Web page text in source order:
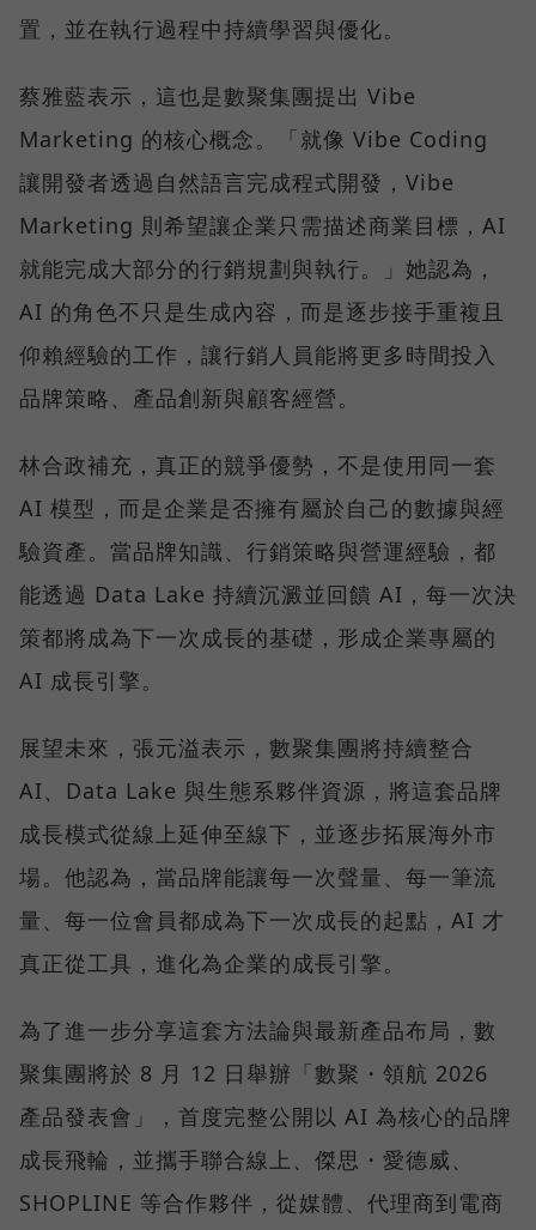
置，並在執行過程中持續學習與優化。
蔡雅藍表示，這也是數聚集團提出 Vibe
Marketing 的核心概念。「就像 Vibe Coding
讓開發者透過自然語言完成程式開發，Vibe
Marketing 則希望讓企業只需描述商業目標，AI
就能完成大部分的行銷規劃與執行。」她認為，
AI 的角色不只是生成內容，而是逐步接手重複且
仰賴經驗的工作，讓行銷人員能將更多時間投入
品牌策略、產品創新與顧客經營。
林合政補充，真正的競爭優勢，不是使用同一套
AI 模型，而是企業是否擁有屬於自己的數據與經
驗資產。當品牌知識、行銷策略與營運經驗，都
能透過 Data Lake 持續沉澱並回饋 AI，每一次決
策都將成為下一次成長的基礎，形成企業專屬的
AI 成長引擎。
展望未來，張元溢表示，數聚集團將持續整合
AI、Data Lake 與生態系夥伴資源，將這套品牌
成長模式從線上延伸至線下，並逐步拓展海外市
場。他認為，當品牌能讓每一次聲量、每一筆流
量、每一位會員都成為下一次成長的起點，AI 才
真正從工具，進化為企業的成長引擎。
為了進一步分享這套方法論與最新產品布局，數
聚集團將於 8 月 12 日舉辦「數聚・領航 2026
產品發表會」，首度完整公開以 AI 為核心的品牌
成長飛輪，並攜手聯合線上、傑思・愛德威、
SHOPLINE 等合作夥伴，從媒體、代理商到電商